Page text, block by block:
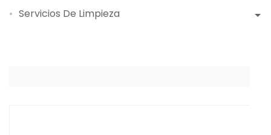
Servicios De Limpieza